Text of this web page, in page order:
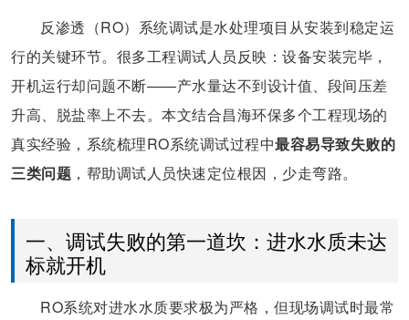
反渗透（RO）系统调试是水处理项目从安装到稳定运
行的关键环节。很多工程调试人员反映：设备安装完毕，
开机运行却问题不断——产水量达不到设计值、段间压差
升高、脱盐率上不去。本文结合昌海环保多个工程现场的
真实经验，系统梳理RO系统调试过程中最容易导致失败的
三类问题 ，帮助调试人员快速定位根因，少走弯路。
一、调试失败的第一道坎：进水水质未达
标就开机
RO系统对进水水质要求极为严格，但现场调试时最常